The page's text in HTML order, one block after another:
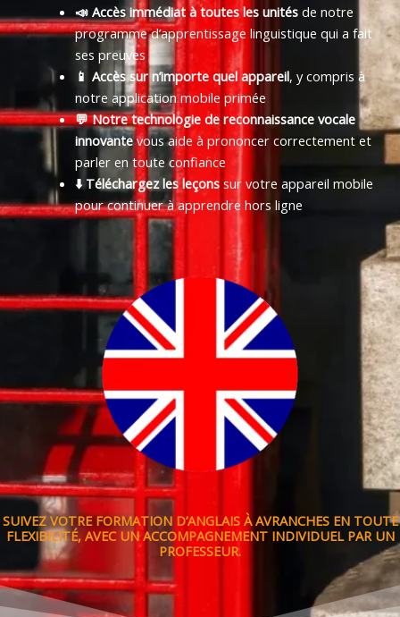
📣 Accès immédiat à toutes les unitésde notre
programme d’apprentissage linguistique qui a fait
ses preuves
📱 Accès sur n’importe quel appareil, y compris à
notre application mobile primée
💬 Notre technologie de reconnaissance vocale
innovantevous aide à prononcer correctement et
parler en toute confiance
⬇️ Téléchargez les leçonssur votre appareil mobile
pour continuer à apprendre hors ligne
SUIVEZ VOTRE FORMATION D’ANGLAIS À AVRANCHES EN TOUTE
FLEXIBILITÉ, AVEC UN ACCOMPAGNEMENT INDIVIDUEL PAR UN
PROFESSEUR.